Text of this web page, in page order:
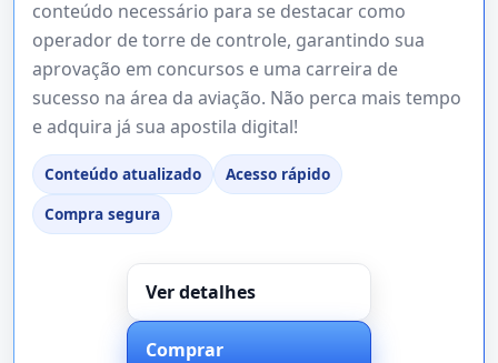
conteúdo necessário para se destacar como
operador de torre de controle, garantindo sua
aprovação em concursos e uma carreira de
sucesso na área da aviação. Não perca mais tempo
e adquira já sua apostila digital!
Conteúdo atualizado
Acesso rápido
Compra segura
Ver detalhes
Comprar